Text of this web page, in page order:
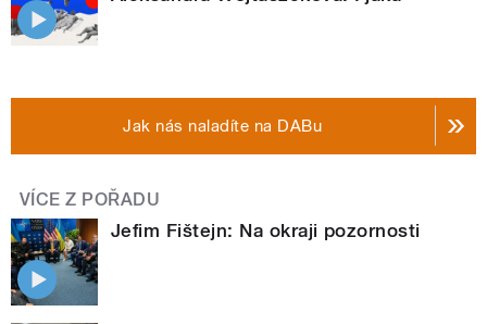
Jak nás naladíte na DABu
VÍCE Z POŘADU
Jefim Fištejn: Na okraji pozornosti